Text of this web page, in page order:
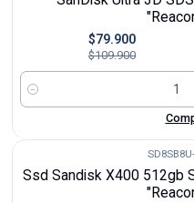
$79.900
$109.900
Cantidad
Ssd Sandisk X400 512gb